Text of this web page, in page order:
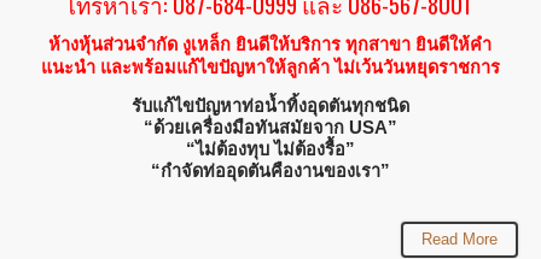
ห้างหุ้นส่วนจำกัด งูเหล็ก ยินดีให้บริการ ทุกสาขา ยินดีให้คำ
แนะนำ และพร้อมแก้ไขปัญหาให้ลูกค้า ไม่เว้นวันหยุดราชการ
รับแก้ไขปัญหาท่อน้ำทิ้งอุดตันทุกชนิด
“ด้วยเครื่องมือทันสมัยจาก USA”
“ไม่ต้องทุบ ไม่ต้องรื้อ”
“กำจัดท่ออุดตันคืองานของเรา”
Read More